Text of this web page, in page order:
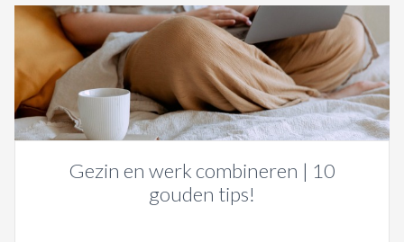
Gezin en werk combineren | 10
gouden tips!